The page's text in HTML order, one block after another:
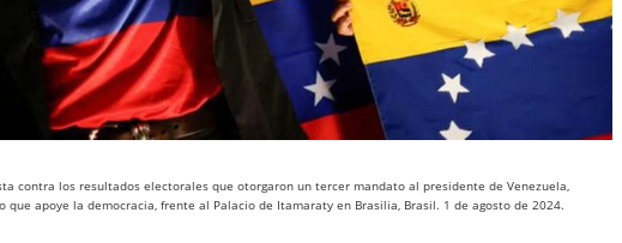
contra los resultados electorales que otorgaron un tercer mandato al presidente de Venezuela,
apoye la democracia, frente al Palacio de Itamaraty en Brasilia, Brasil. 1 de agosto de 2024.